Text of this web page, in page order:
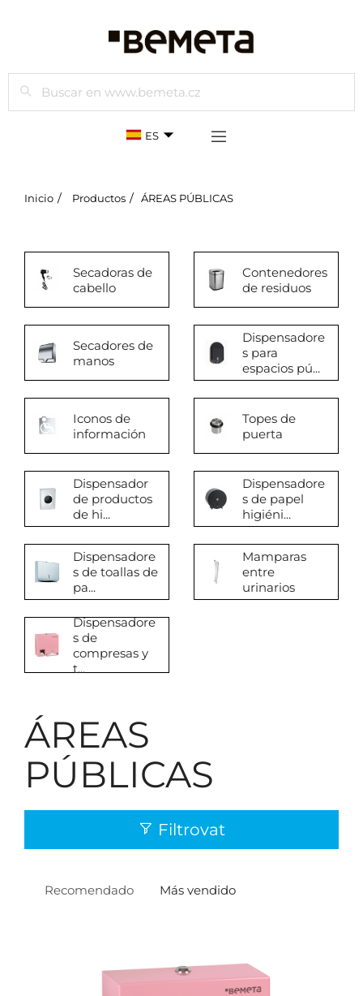
Buscar
ES
Inicio Productos ÁREAS PÚBLICAS
Secadoras de
cabello
Contenedores
de residuos
Secadores de
manos
Dispensadore
s para
espacios pú...
Iconos de
información
Topes de
puerta
Dispensador
de productos
de hi...
Dispensadore
s de papel
higiéni...
Dispensadore
s de toallas de
pa...
Mamparas
entre
urinarios
Dispensadore
s de
compresas y
t...
ÁREAS
PÚBLICAS
Filtrovat
Recomendado Más vendido